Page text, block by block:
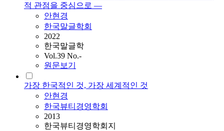
적 관점을 중심으로 —
안현경
한국말글학회
2022
한국말글학
Vol.39 No.-
원문보기
가장 한국적인 것, 가장 세계적인 것
안현경
한국뷰티경영학회
2013
한국뷰티경영학회지